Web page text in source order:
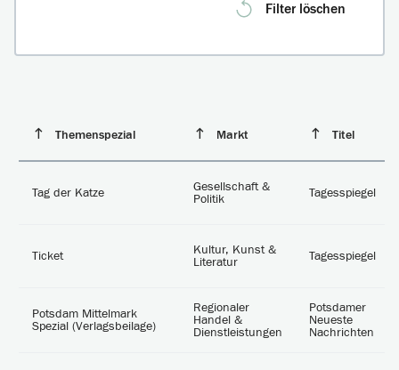
Filter löschen
Themenspezial Markt Titel
Tag der Katze
Gesellschaft &
Politik
Tagesspiegel
Ticket
Kultur, Kunst &
Literatur
Tagesspiegel
Potsdam Mittelmark
Spezial (Verlagsbeilage)
Regionaler
Handel &
Dienstleistungen
Potsdamer
Neueste
Nachrichten